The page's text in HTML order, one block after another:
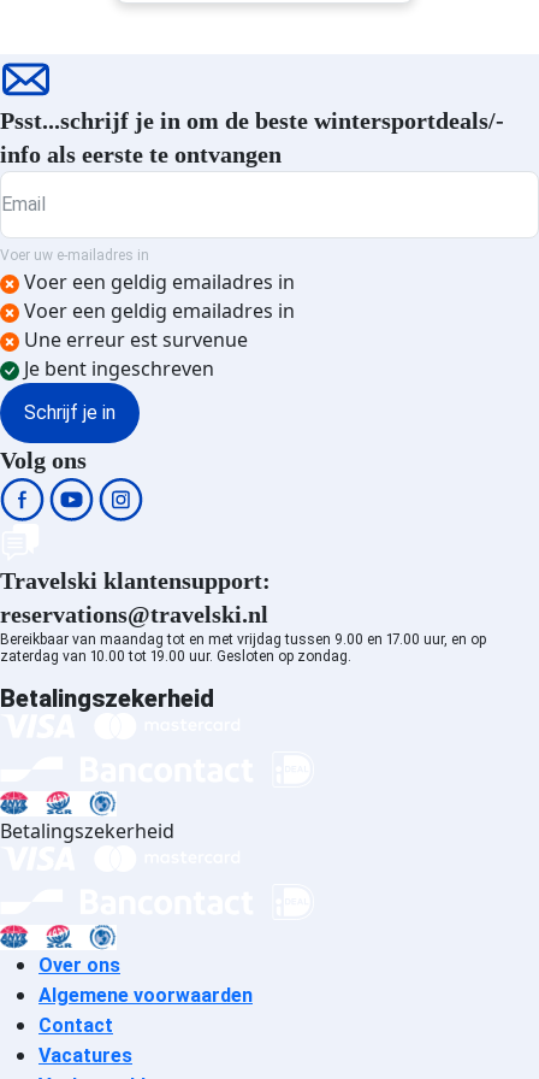
Les Arcs 2000 accommodatie
Plagne - Les Coches
accommodatie
Plagne - Aime 2000
Plagne - Belle Plagne
Plagne - Montchavin
accommodatie
Plagne 1800 accommodatie
Plagne - Champagny en Vanoise
Pralognan la Vanoise
accommodatie
Megève accommodatie
Saint Gervais Mont-Blanc
accommodatie
Valfréjus accommodatie
Val Cenis Lanslevillard
accommodatie
Psst...schrijf je in om de beste wintersportdeals/-
info als eerste te ontvangen
Email
Voer uw e-mailadres in
Voer een geldig emailadres in
Voer een geldig emailadres in
Une erreur est survenue
Je bent ingeschreven
Schrijf je in
Volg ons
Travelski klantensupport:
reservations@travelski.nl
Bereikbaar van maandag tot en met vrijdag tussen 9.00 en 17.00 uur, en op
zaterdag van 10.00 tot 19.00 uur. Gesloten op zondag.
Betalingszekerheid
Betalingszekerheid
Over ons
Algemene voorwaarden
Contact
Vacatures